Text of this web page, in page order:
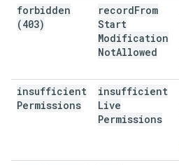
forbidden
(403)
recordFrom
Start
Modification
NotAllowed
insufficient
Permissions
insufficient
Live
Permissions